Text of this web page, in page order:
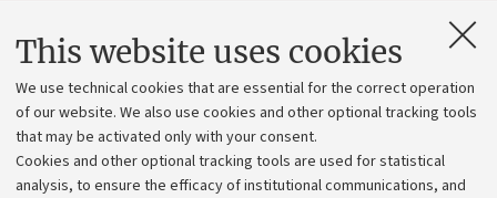
This website uses cookies
We use technical cookies that are essential for the correct operation
of our website. We also use cookies and other optional tracking tools
that may be activated only with your consent.
Cookies and other optional tracking tools are used for statistical
analysis, to ensure the efficacy of institutional communications, and
Contacts and certified e-mail (PEC)
Administrative divisions
Work with us
Alumni community
Strategic plan